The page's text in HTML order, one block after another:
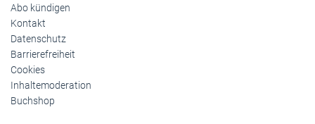
Abo kündigen
Kontakt
Datenschutz
Barrierefreiheit
Cookies
Inhaltemoderation
Buchshop